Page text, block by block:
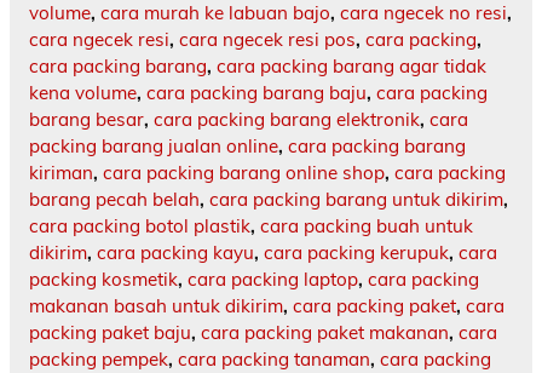
volume, cara murah ke labuan bajo, cara ngecek no resi,
cara ngecek resi, cara ngecek resi pos, cara packing,
cara packing barang, cara packing barang agar tidak
kena volume, cara packing barang baju, cara packing
barang besar, cara packing barang elektronik, cara
packing barang jualan online, cara packing barang
kiriman, cara packing barang online shop, cara packing
barang pecah belah, cara packing barang untuk dikirim,
cara packing botol plastik, cara packing buah untuk
dikirim, cara packing kayu, cara packing kerupuk, cara
packing kosmetik, cara packing laptop, cara packing
makanan basah untuk dikirim, cara packing paket, cara
packing paket baju, cara packing paket makanan, cara
packing pempek, cara packing tanaman, cara packing